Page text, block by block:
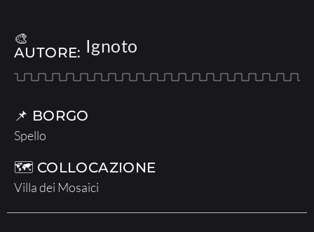
🎨
AUTORE: Ignoto
📌 BORGO
Spello
🗺 COLLOCAZIONE
Villa dei Mosaici